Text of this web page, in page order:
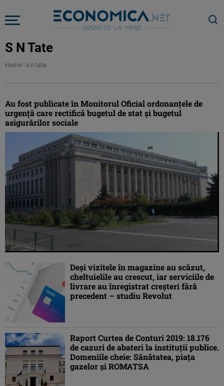
S N Tate
Home - s n tate
Au fost publicate în Monitorul Oficial ordonanțele de
urgență care rectifică bugetul de stat și bugetul
asigurărilor sociale
Deşi vizitele în magazine au scăzut,
cheltuielile au crescut, iar serviciile de
livrare au înregistrat creşteri fără
precedent – studiu Revolut
Raport Curtea de Conturi 2019: 18.176
de cazuri de abateri la instituţii publice.
Domeniile cheie: Sănătatea, piața
gazelor și ROMATSA